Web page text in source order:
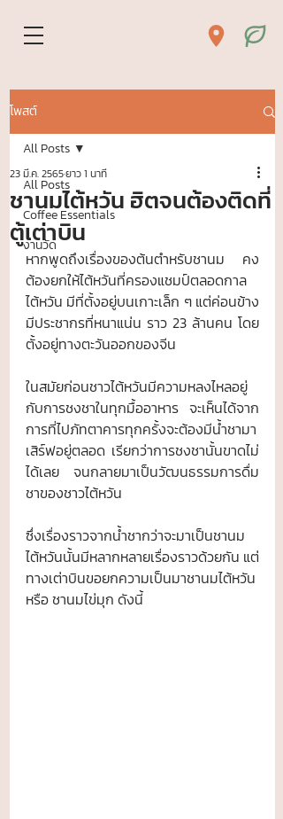
โพสต์
All Posts
Coffee Essentials
งานวัด
All Posts
ชานมไต้หวัน ฮิตจนต้องติดที่
ตู้เต่าบิน
23 มี.ค. 2565ยาว 1 นาที
หากพูดถึงเรื่องของต้นตำหรับชานม คง
ต้องยกให้ไต้หวันที่ครองแชมป์ตลอดกาล
ไต้หวัน มีที่ตั้งอยู่บนเกาะเล็ก ๆ แต่ค่อนข้าง
มีประชากรที่หนาแน่น ราว 23 ล้านคน โดย
ตั้งอยู่ทางตะวันออกของจีน
ในสมัยก่อนชาวไต้หวันมีความหลงไหลอยู่
กับการชงชาในทุกมื้ออาหาร จะเห็นได้จาก
การที่ไปภัทตาคารทุกครั้งจะต้องมีน้ำชามา
เสิร์ฟอยู่ตลอด เรียกว่าการชงชานั้นขาดไม่
ได้เลย จนกลายมาเป็นวัฒนธรรมการดื่ม
ชาของชาวไต้หวัน
ซึ่งเรื่องราวจากน้ำชากว่าจะมาเป็นชานม
ไต้หวันนั้นมีหลากหลายเรื่องราวด้วยกัน แต่
ทางเต่าบินขอยกความเป็นมาชานมไต้หวัน
หรือ ชานมไข่มุก ดังนี้